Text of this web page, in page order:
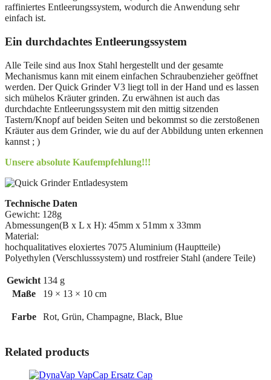
raffiniertes Entleerungssystem, wodurch die Anwendung sehr
einfach ist.
Ein durchdachtes Entleerungssystem
Alle Teile sind aus Inox Stahl hergestellt und der gesamte
Mechanismus kann mit einem einfachen Schraubenzieher geöffnet
werden. Der Quick Grinder V3 liegt toll in der Hand und es lassen
sich mühelos Kräuter grinden. Zu erwähnen ist auch das
durchdachte Entleerungssystem mit den mittig sitzenden
Tastern/Knopf auf beiden Seiten und bekommst so die zerstoßenen
Kräuter aus dem Grinder, wie du auf der Abbildung unten erkennen
kannst ; )
Unsere absolute Kaufempfehlung!!!
Technische Daten
Gewicht: 128g
Abmessungen(B x L x H): 45mm x 51mm x 33mm
Material:
hochqualitatives eloxiertes 7075 Aluminium (Hauptteile)
Polyethylen (Verschlusssystem) und rostfreier Stahl (andere Teile)
Gewicht 134 g
Maße
19 × 13 × 10 cm
Farbe Rot, Grün, Champagne, Black, Blue
Related products